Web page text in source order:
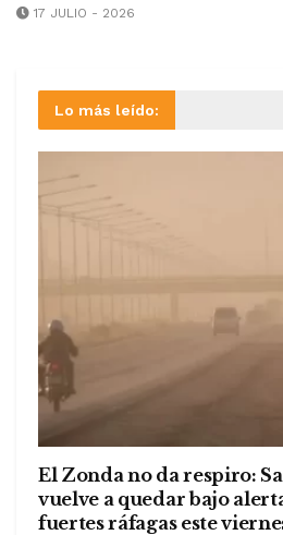
17 JULIO - 2026
Lo más leído:
El Zonda no da respiro:
vuelve a quedar bajo
fuertes ráfagas este